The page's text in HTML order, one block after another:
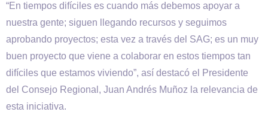
“En tiempos difíciles es cuando más debemos apoyar a
nuestra gente; siguen llegando recursos y seguimos
aprobando proyectos; esta vez a través del SAG; es un muy
buen proyecto que viene a colaborar en estos tiempos tan
difíciles que estamos viviendo”, así destacó el Presidente
del Consejo Regional, Juan Andrés Muñoz la relevancia de
esta iniciativa.